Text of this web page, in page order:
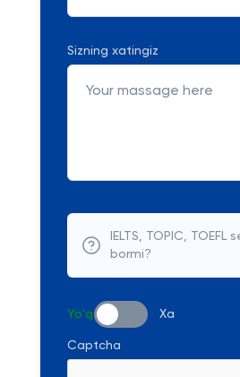
Sizning xatingiz
IELTS, TOPIC, TOEFL
bormi?
Yo'q Xa
Captcha